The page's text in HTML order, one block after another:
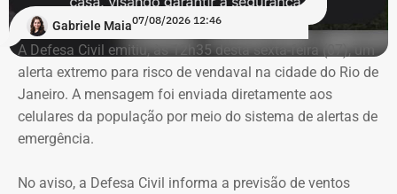
Gabriele Maia07/08/2026 12:46
A Defesa Civil emitiu, às 12h35 desta sexta-feira (07), um
alerta extremo para risco de vendaval na cidade do Rio de
Janeiro. A mensagem foi enviada diretamente aos
celulares da população por meio do sistema de alertas de
emergência.
No aviso, a Defesa Civil informa a previsão de ventos